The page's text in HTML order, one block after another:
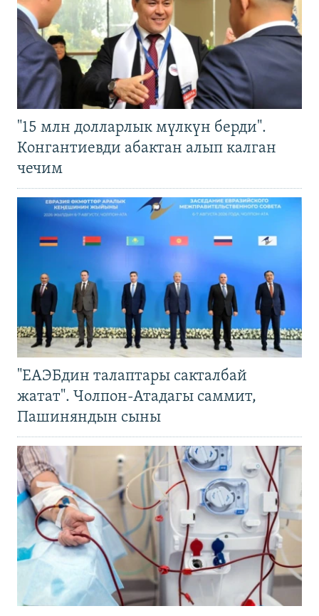
"15 млн долларлык мүлкүн берди".
Конгантиевди абактан алып калган
чечим
"ЕАЭБдин талаптары сакталбай
жатат". Чолпон-Атадагы саммит,
Пашиняндын сыны